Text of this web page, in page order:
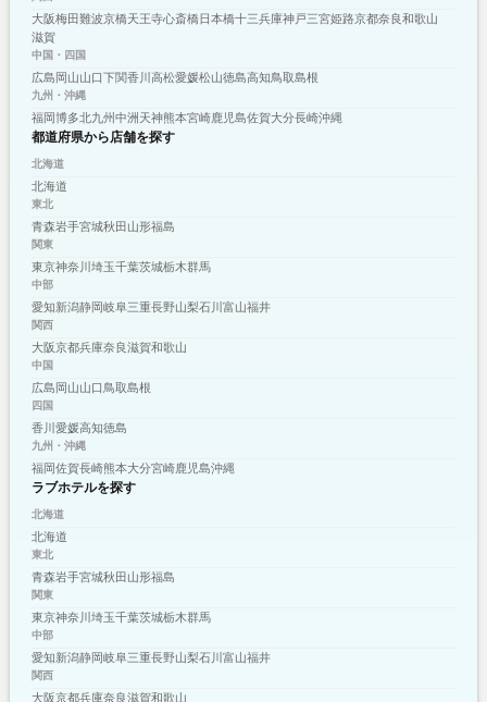
大阪梅田難波京橋天王寺心斎橋日本橋十三兵庫神戸三宮姫路京都奈良和歌山
滋賀
中国・四国
広島 岡山山口下関香川 高松愛媛松山徳島高知鳥取島根
九州・沖縄
福岡博多北九州中洲 天神熊本宮崎鹿児島佐賀大分長崎沖縄
都道府県から店舗を探す
北海道
北海道
東北
青森岩手宮城秋田 山形福島
関東
東京神奈川 埼玉千葉茨城栃木群馬
中部
愛知新潟静岡岐阜三重長野山梨石川 富山福井
関西
大阪京都兵庫奈良滋賀和歌山
中国
広島 岡山山口鳥取島根
四国
香川 愛媛高知徳島
九州・沖縄
福岡佐賀長崎熊本大分宮崎鹿児島沖縄
ラブホテルを探す
北海道
北海道
東北
青森岩手宮城秋田 山形福島
関東
東京神奈川 埼玉千葉茨城栃木群馬
中部
愛知新潟静岡岐阜三重長野山梨石川 富山福井
関西
大阪京都兵庫奈良滋賀和歌山